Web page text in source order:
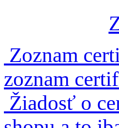
Zoznam
zoznam
Žiadosť o